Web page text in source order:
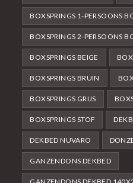
BOXSPRINGS 1-PERSOONS
BOXSPRINGS 2-PERSOONS
BOXSPRINGS BEIGE
BOXSPRINGS BRUIN
BOXSPRINGS GRIJS
BOXSPRINGS STOF
DEKBED NUVARO
GANZENDONS DEKBED